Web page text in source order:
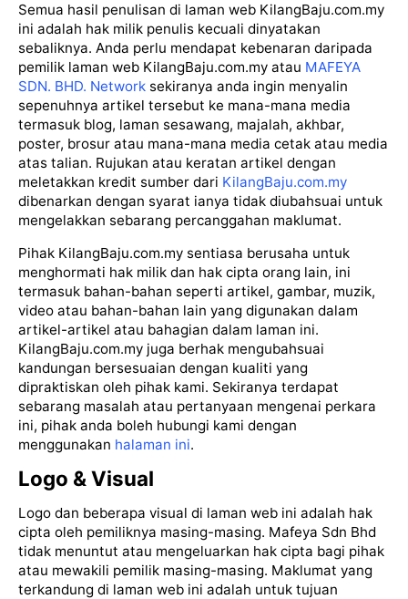
Semua hasil penulisan di laman web KilangBaju.com.my
ini adalah hak milik penulis kecuali dinyatakan
sebaliknya. Anda perlu mendapat kebenaran daripada
pemilik laman web KilangBaju.com.my atau MAFEYA
SDN. BHD. Network sekiranya anda ingin menyalin
sepenuhnya artikel tersebut ke mana-mana media
termasuk blog, laman sesawang, majalah, akhbar,
poster, brosur atau mana-mana media cetak atau media
atas talian. Rujukan atau keratan artikel dengan
meletakkan kredit sumber dari KilangBaju.com.my
dibenarkan dengan syarat ianya tidak diubahsuai untuk
mengelakkan sebarang percanggahan maklumat.
Pihak KilangBaju.com.my sentiasa berusaha untuk
menghormati hak milik dan hak cipta orang lain, ini
termasuk bahan-bahan seperti artikel, gambar, muzik,
video atau bahan-bahan lain yang digunakan dalam
artikel-artikel atau bahagian dalam laman ini.
KilangBaju.com.my juga berhak mengubahsuai
kandungan bersesuaian dengan kualiti yang
dipraktiskan oleh pihak kami. Sekiranya terdapat
sebarang masalah atau pertanyaan mengenai perkara
ini, pihak anda boleh hubungi kami dengan
menggunakan halaman ini.
Logo & Visual
Logo dan beberapa visual di laman web ini adalah hak
cipta oleh pemiliknya masing-masing. Mafeya Sdn Bhd
tidak menuntut atau mengeluarkan hak cipta bagi pihak
atau mewakili pemilik masing-masing. Maklumat yang
terkandung di laman web ini adalah untuk tujuan